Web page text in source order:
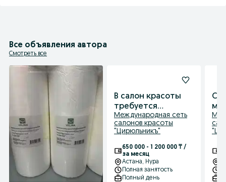
Все объявления автора
Смотреть все
В салон красоты
требуется
парикмахер
универсал Туран 57
Международная сеть
салонов красоты
"Цирюльникъ"
650 000 - 1 200 000 ₸ /
за месяц
Астана, Нура
Полная занятость
Полный день
57